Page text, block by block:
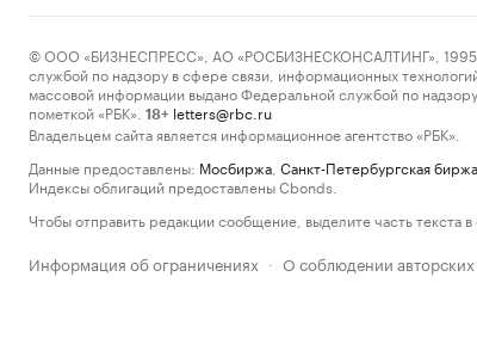
© ООО «БИЗНЕСПРЕСС», АО «РОСБИЗНЕСКОНСАЛТИНГ»,
службой по надзору в сфере связи, информационных
массовой информации выдано Федеральной службой по
пометкой «РБК».
18+ letters@rbc.ru
Владельцем сайта является информационное агентство «РБК».
Данные предоставлены: Мосбиржа Санкт-Петербургская биржа
Индексы облигаций предоставлены Cbonds.
Чтобы отправить редакции сообщение, выделите часть текста
Информация об ограничениях · О соблюдении авторских